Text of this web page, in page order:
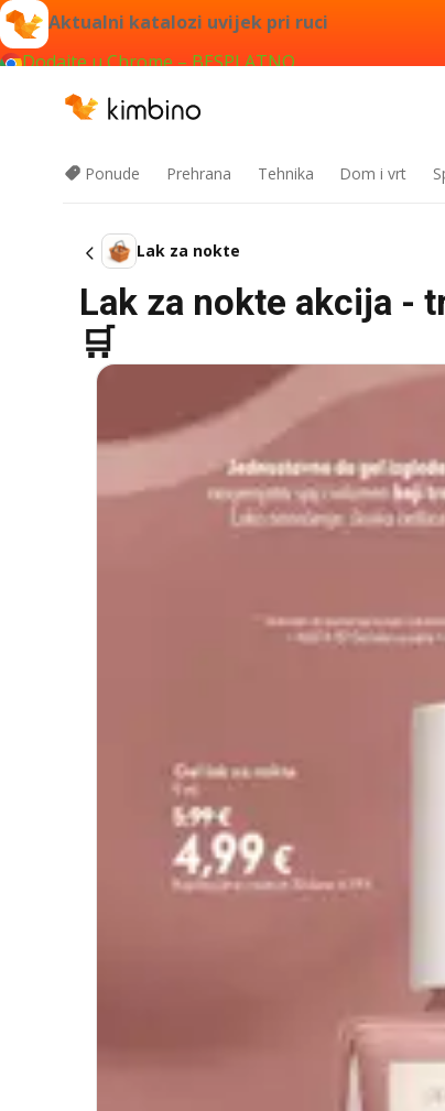
Aktualni katalozi uvijek pri ruci
Dodajte u Chrome – BESPLATNO
Ponude Prehrana Tehnika Dom i vrt
Lak za nokte
Lak za nokte akcija -
🛒